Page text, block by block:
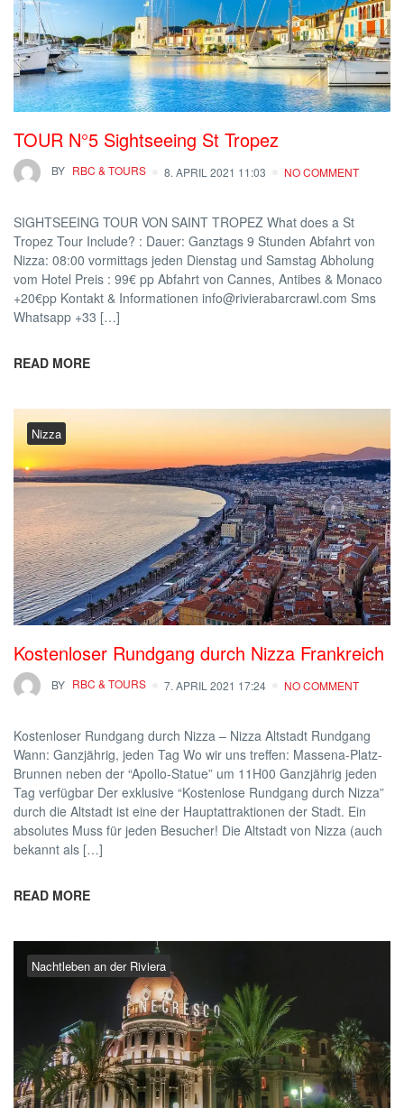
TOUR N°5 Sightseeing St Tropez
BY RBC & TOURS 8. APRIL 2021 11:03 NO COMMENT
SIGHTSEEING TOUR VON SAINT TROPEZ What does a St
Tropez Tour Include? : Dauer: Ganztags 9 Stunden Abfahrt von
Nizza: 08:00 vormittags jeden Dienstag und Samstag Abholung
vom Hotel Preis : 99€ pp Abfahrt von Cannes, Antibes & Monaco
+20€pp Kontakt & Informationen info@rivierabarcrawl.com Sms
Whatsapp +33 […]
READ MORE
Nizza
Kostenloser Rundgang durch Nizza Frankreich
BY RBC & TOURS 7. APRIL 2021 17:24 NO COMMENT
Kostenloser Rundgang durch Nizza – Nizza Altstadt Rundgang
Wann: Ganzjährig, jeden Tag Wo wir uns treffen: Massena-Platz-
Brunnen neben der “Apollo-Statue” um 11H00 Ganzjährig jeden
Tag verfügbar Der exklusive “Kostenlose Rundgang durch Nizza”
durch die Altstadt ist eine der Hauptattraktionen der Stadt. Ein
absolutes Muss für jeden Besucher! Die Altstadt von Nizza (auch
bekannt als […]
READ MORE
Nachtleben an der Riviera